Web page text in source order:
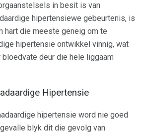
in besit is van
hipertensiewe gebeurtenis, is
hart die meeste geneig om te
hipertensie ontwikkel vinnig, wat
deur die hele liggaam
Hipertensie
hipertensie word nie goed
blyk dit die gevolg van